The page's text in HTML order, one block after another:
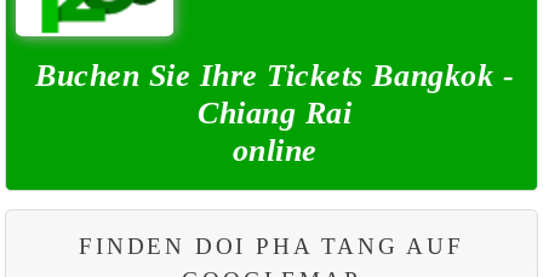
Buchen Sie Ihre Tickets Bangkok -
Chiang Rai
online
FINDEN DOI PHA TANG AUF